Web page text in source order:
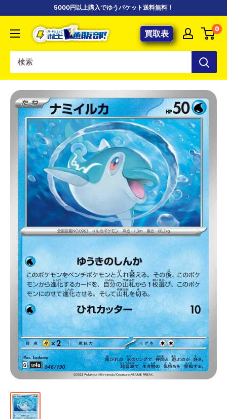
5000円以上購入でゆうパケット送料無料！
【ポ
ケ
専
門
カ
ー
ド
シ
ョ
ッ
ホ
ビ
通
販
部
買取表 0